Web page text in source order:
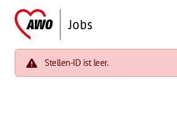
Stellen-ID ist leer.